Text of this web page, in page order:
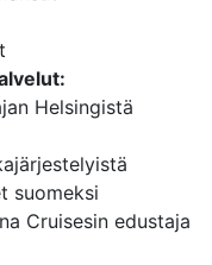
Helsingistä
suomeksi
Cruisesin edustaja